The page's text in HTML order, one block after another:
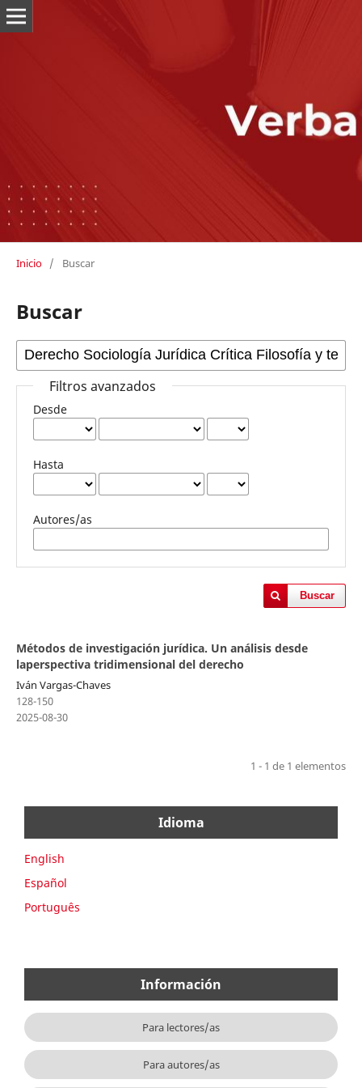
Inicio / Buscar
Buscar
Filtros avanzados
Desde
Hasta
Autores/as
Buscar
Métodos de investigación jurídica. Un análisis desde
laperspectiva tridimensional del derecho
Iván Vargas-Chaves
128-150
2025-08-30
1 - 1 de 1 elementos
Idioma
English
Español
Português
Información
Para lectores/as
Para autores/as